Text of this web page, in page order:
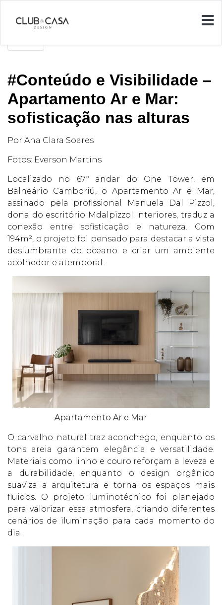
#Conteúdo e Visibilidade –
Apartamento Ar e Mar:
sofisticação nas alturas
Por Ana Clara Soares
Fotos: Everson Martins
Localizado no 67º andar do One Tower, em
Balneário Camboriú, o Apartamento Ar e Mar,
assinado pela profissional Manuela Dal Pizzol,
dona do escritório Mdalpizzol Interiores, traduz a
conexão entre sofisticação e natureza. Com
194m², o projeto foi pensado para destacar a vista
deslumbrante do oceano e criar um ambiente
acolhedor e atemporal.
Apartamento Ar e Mar
O carvalho natural traz aconchego, enquanto os
tons areia garantem elegância e versatilidade.
Materiais como linho e couro reforçam a leveza e
a durabilidade, enquanto o design orgânico
suaviza a arquitetura e torna os espaços mais
fluidos. O projeto luminotécnico foi planejado
para valorizar essa atmosfera, criando diferentes
cenários de iluminação para cada momento do
dia.